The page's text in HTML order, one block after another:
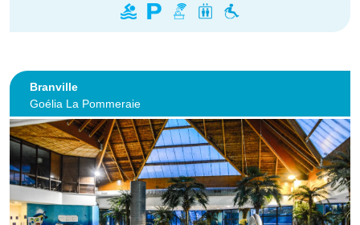
Branville
Goélia La Pommeraie